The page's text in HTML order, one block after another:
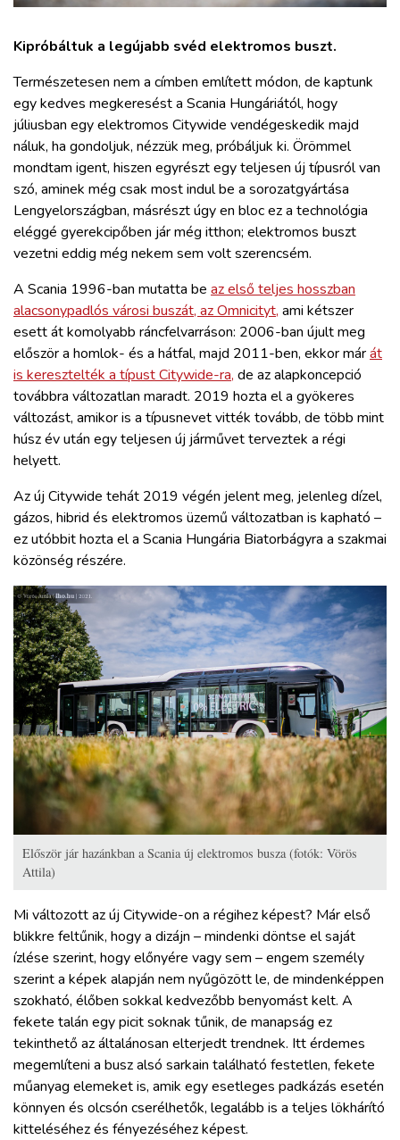
ARCHÍVUM
BELÉPÉS
REGISZTRÁCIÓ
Kipróbáltuk a legújabb svéd elektromos buszt.
Természetesen nem a címben említett módon, de kaptunk
egy kedves megkeresést a Scania Hungáriától, hogy
júliusban egy elektromos Citywide vendégeskedik majd
náluk, ha gondoljuk, nézzük meg, próbáljuk ki. Örömmel
mondtam igent, hiszen egyrészt egy teljesen új típusról van
szó, aminek még csak most indul be a sorozatgyártása
Lengyelországban, másrészt úgy en bloc ez a technológia
eléggé gyerekcipőben jár még itthon; elektromos buszt
vezetni eddig még nekem sem volt szerencsém.
A Scania 1996-ban mutatta be az első teljes hosszban
alacsonypadlós városi buszát, az Omnicityt, ami kétszer
esett át komolyabb ráncfelvarráson: 2006-ban újult meg
először a homlok- és a hátfal, majd 2011-ben, ekkor márát
is keresztelték a típust Citywide-ra, de az alapkoncepció
továbbra változatlan maradt. 2019 hozta el a gyökeres
változást, amikor is a típusnevet vitték tovább, de több mint
húsz év után egy teljesen új járművet terveztek a régi
helyett.
Az új Citywide tehát 2019 végén jelent meg, jelenleg dízel,
gázos, hibrid és elektromos üzemű változatban is kapható –
ez utóbbit hozta el a Scania Hungária Biatorbágyra a szakmai
közönség részére.
Először jár hazánkban a Scania új elektromos busza (fotók: Vörös
Attila)
Mi változott az új Citywide-on a régihez képest? Már első
blikkre feltűnik, hogy a dizájn – mindenki döntse el saját
ízlése szerint, hogy előnyére vagy sem – engem személy
szerint a képek alapján nem nyűgözött le, de mindenképpen
szokható, élőben sokkal kedvezőbb benyomást kelt. A
fekete talán egy picit soknak tűnik, de manapság ez
tekinthető az általánosan elterjedt trendnek. Itt érdemes
megemlíteni a busz alsó sarkain található festetlen, fekete
műanyag elemeket is, amik egy esetleges padkázás esetén
könnyen és olcsón cserélhetők, legalább is a teljes lökhárító
kitteléséhez és fényezéséhez képest.